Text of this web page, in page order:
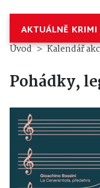
AKTUÁLNĚ KRIMI
Úvod Kalendář
Pohádky,